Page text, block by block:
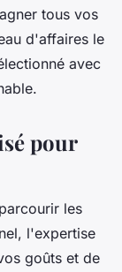
tous vos
d'affaires le
avec
pour
les
l'expertise
goûts et de